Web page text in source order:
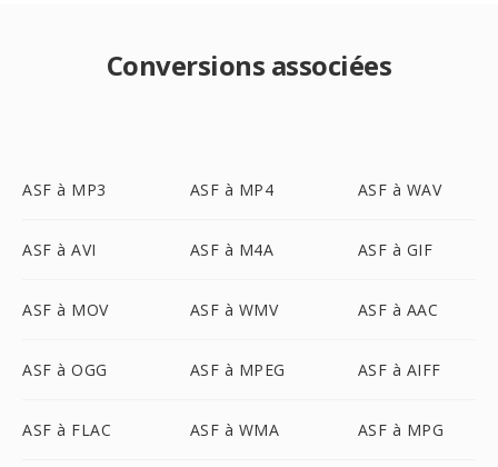
Conversions associées
ASF à MP3 ASF à MP4 ASF à WAV
ASF à AVI ASF à M4A ASF à GIF
ASF à MOV ASF à WMV ASF à AAC
ASF à OGG ASF à MPEG ASF à AIFF
ASF à FLAC ASF à WMA ASF à MPG